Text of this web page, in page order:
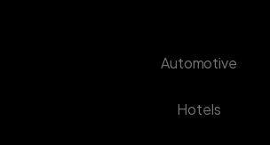
Automotive
Hotels